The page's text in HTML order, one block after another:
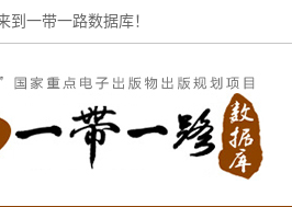
到一带一路数据库！